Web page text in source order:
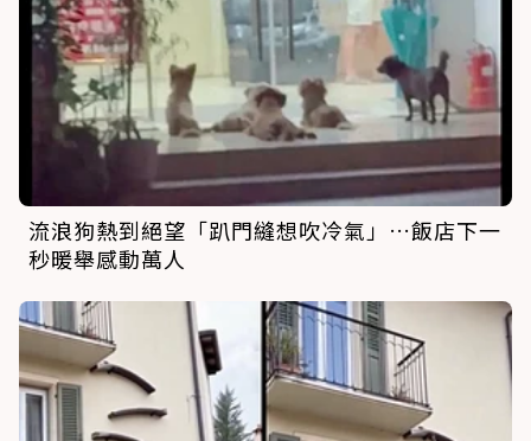
流浪狗熱到絕望「趴門縫想吹冷氣」…飯店下一
秒暖舉感動萬人